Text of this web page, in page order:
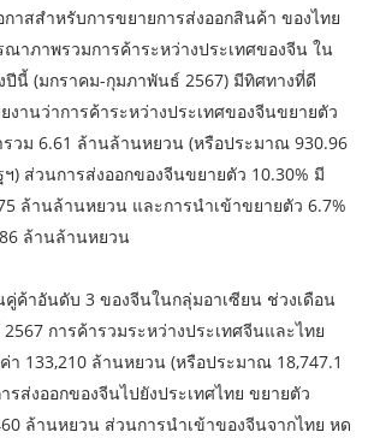
าสสำหรับการขยายการส่งออกสินค้า ของไทย
าภาพรวมการค้าระหว่างประเทศของจีน ใน
ปีนี้ (มกราคม-กุมภาพันธ์ 2567) มีทิศทางที่ดี
งานว่าการค้าระหว่างประเทศของจีนขยายตัว
วม 6.61 ล้านล้านหยวน (หรือประมาณ 930.96
) ส่วนการส่งออกของจีนขยายตัว 10.30% มี
ล้านล้านหยวน และการนำเข้าขยายตัว 6.7%
ล้านล้านหยวน
คู่ค้าอันดับ 3 ของจีนในกลุ่มอาเซียน ช่วงเดือน
การค้ารวมระหว่างประเทศจีนและไทย
า 133,210 ล้านหยวน (หรือประมาณ 18,747.1
รส่งออกของจีนไปยังประเทศไทย ขยายตัว
ล้านหยวน ส่วนการนำเข้าของจีนจากไทย หด